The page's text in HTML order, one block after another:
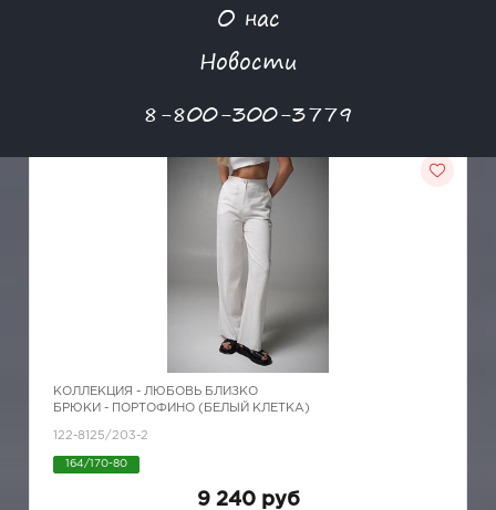
О нас
Новости
8-800-300-3779
КОЛЛЕКЦИЯ - ЛЮБОВЬ БЛИЗКО
БРЮКИ - ПОРТОФИНО (БЕЛЫЙ КЛЕТКА)
122-8125/203-2
164/170-80
9 240 руб